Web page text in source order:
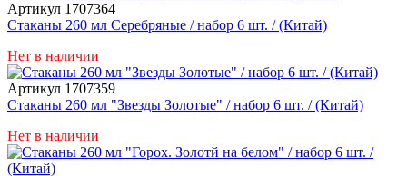
Артикул 1707364
Стаканы 260 мл Серебряные / набор 6 шт. / (Китай)
Нет в наличии
Артикул 1707359
Стаканы 260 мл "Звезды Золотые" / набор 6 шт. / (Китай)
Нет в наличии